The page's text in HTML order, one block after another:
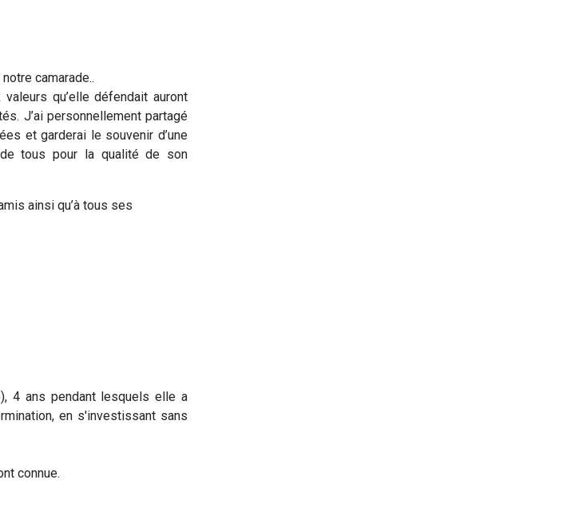
camarade..
qu’elle défendait auront
J’ai personnellement partagé
et garderai le souvenir d’une
tous pour la qualité de son
ainsi qu’à tous ses
4 ans pendant lesquels elle a
en s'investissant sans
connue.